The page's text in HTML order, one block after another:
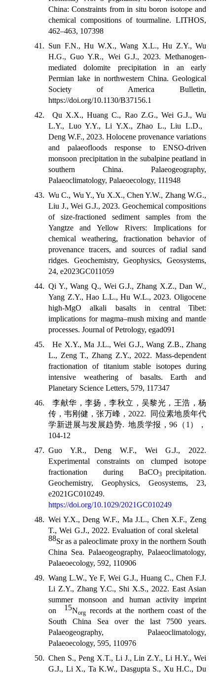
China: Constraints from in situ boron isotope and
chemical compositions of tourmaline. LITHOS,
462–463, 107398
41. Sun F.N., Hu W.X., Wang X.L., Hu Z.Y., Wu
H.G., Guo Y.R., Wei G.J., 2023. Methanogen-
mediated dolomite precipitation in an early
Permian lake in northwestern China. Geological
Society of America Bulletin,
https://doi.org/10.1130/B37156.1
42. Qu X.X., Huang C., Rao Z.G., Wei G.J., Wu
L.Y., Luo Y.Y., Li Y.X., Zhao L., Liu L.D.,
Deng W.F., 2023. Holocene provenance variations
and palaeofloods response to ENSO-driven
monsoon precipitation in the subalpine peatland in
southern China. Palaeogeography,
Palaeoclimatology, Palaeoecology, 111948
43. Wu C., Wu Y., Yu X.X., Chen Y.W., Zhang W.G.,
Liu J., Wei G.J., 2023. Geochemical compositions
of size-fractioned sediment samples from the
Yangtze and Yellow Rivers: Implications for
chemical weathering, fractionation behavior of
provenance tracers, and sources of radial sand
ridges. Geochemistry, Geophysics, Geosystems,
24, e2023GC011059
44. Qi Y., Wang Q., Wei G.J., Zhang X.Z., Dan W.,
Yang Z.Y., Hao L.L., Hu W.L., 2023. Oligocene
high-MgO alkali basalts in central Tibet:
implications for magma–mush mixing and mantle
processes. Journal of Petrology, egad091
45. He X.Y., Ma J.L., Wei G.J., Wang Z.B., Zhang
L., Zeng T., Zhang Z.Y., 2022. Mass-dependent
fractionation of titanium stable isotopes during
intensive weathering of basalts. Earth and
Planetary Science Letters, 579, 117347
46. 李献华，李扬，李秋立，吴黎光，王浩，杨
传，韦刚健，张万峰， 2022.
同位素地质年代
学新进展与发展趋势. 地质学报，96 （ 1 ），
104-12
47. Guo Y.R., Deng W.F., Wei G.J., 2022.
Experimental constraints on clumped isotope
fractionation during BaCO3 precipitation.
Geochemistry, Geophysics, Geosystems, 23,
e2021GC010249.
https://doi.org/10.1029/2021GC010249
48. Wei Y.X., Deng W.F., Ma J.L., Chen X.F., Zeng
T., Wei G.J., 2022. Evaluation of coral skeletal
88Sr as a paleoclimate proxy in the northern South
China Sea. Palaeogeography, Palaeoclimatology,
Palaeoecology, 592, 110906
49. Wang L.W., Ye F, Wei G.J., Huang C., Chen F.J.
Li Z.Y., Zhang Y.C., Shi X.S., 2022. East Asian
summer monsoon and human activity imprint
on
15Norg records at the northern coast of the
South China Sea over the last 7500 years.
Palaeogeography, Palaeoclimatology,
Palaeoecology, 595, 110976
50. Chen S., Peng X.T., Li J., Lin Z.Y., Li H.Y., Wei
G.J., Li X., Ta K.W., Dasgupta S., Xu H.C., Du